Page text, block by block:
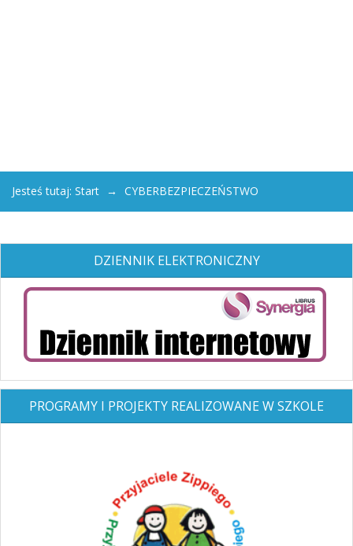
Jesteś tutaj: Start CYBERBEZPIECZEŃSTWO
DZIENNIK ELEKTRONICZNY
PROGRAMY I PROJEKTY REALIZOWANE W SZKOLE